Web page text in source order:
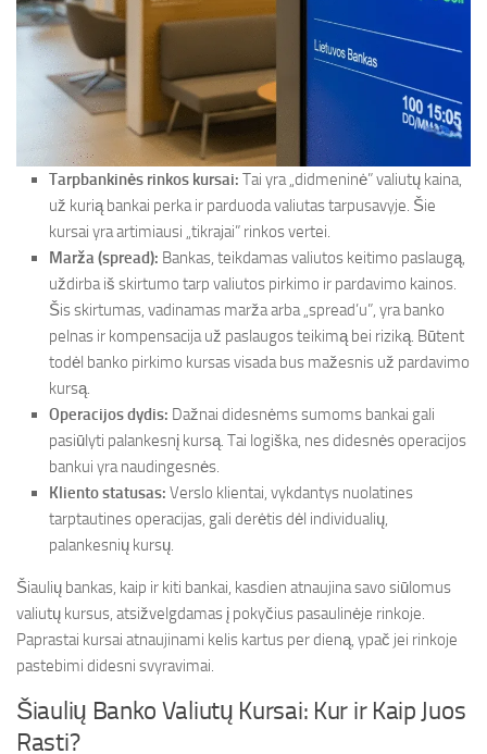
Tarpbankinės rinkos kursai: Tai yra „didmeninė” valiutų kaina,
už kurią bankai perka ir parduoda valiutas tarpusavyje. Šie
kursai yra artimiausi „tikrajai” rinkos vertei.
Marža (spread): Bankas, teikdamas valiutos keitimo paslaugą,
uždirba iš skirtumo tarp valiutos pirkimo ir pardavimo kainos.
Šis skirtumas, vadinamas marža arba „spread’u”, yra banko
pelnas ir kompensacija už paslaugos teikimą bei riziką. Būtent
todėl banko pirkimo kursas visada bus mažesnis už pardavimo
kursą.
Operacijos dydis: Dažnai didesnėms sumoms bankai gali
pasiūlyti palankesnį kursą. Tai logiška, nes didesnės operacijos
bankui yra naudingesnės.
Kliento statusas: Verslo klientai, vykdantys nuolatines
tarptautines operacijas, gali derėtis dėl individualių,
palankesnių kursų.
Šiaulių bankas, kaip ir kiti bankai, kasdien atnaujina savo siūlomus
valiutų kursus, atsižvelgdamas į pokyčius pasaulinėje rinkoje.
Paprastai kursai atnaujinami kelis kartus per dieną, ypač jei rinkoje
pastebimi didesni svyravimai.
Šiaulių Banko Valiutų Kursai: Kur ir Kaip Juos
Rasti?